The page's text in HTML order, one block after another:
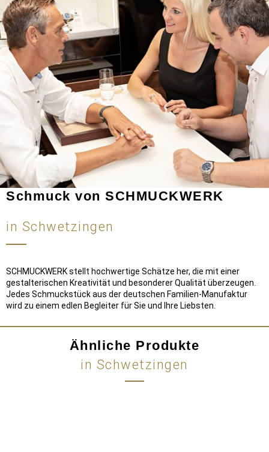
Schmuck von SCHMUCKWERK
in Schwetzingen
SCHMUCKWERK stellt hochwertige Schätze her, die mit einer
gestalterischen Kreativität und besonderer Qualität überzeugen.
Jedes Schmuckstück aus der deutschen Familien-Manufaktur
wird zu einem edlen Begleiter für Sie und Ihre Liebsten.
Ähnliche Produkte
in Schwetzingen